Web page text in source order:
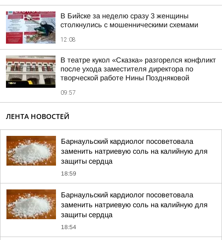
В Бийске за неделю сразу 3 женщины
столкнулись с мошенническими схемами
12:08
В театре кукол «Сказка» разгорелся конфликт
после ухода заместителя директора по
творческой работе Нины Поздняковой
09:57
ЛЕНТА НОВОСТЕЙ
Барнаульский кардиолог посоветовала
заменить натриевую соль на калийную для
защиты сердца
18:59
Барнаульский кардиолог посоветовала
заменить натриевую соль на калийную для
защиты сердца
18:54